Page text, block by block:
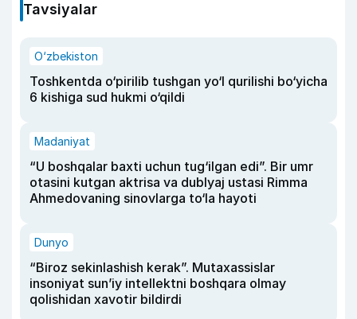
Tavsiyalar
O‘zbekiston
Toshkentda o‘pirilib tushgan yo‘l qurilishi bo‘yicha
6 kishiga sud hukmi o‘qildi
Madaniyat
“U boshqalar baxti uchun tug‘ilgan edi”. Bir umr
otasini kutgan aktrisa va dublyaj ustasi Rimma
Ahmedovaning sinovlarga to‘la hayoti
Dunyo
“Biroz sekinlashish kerak”. Mutaxassislar
insoniyat sun’iy intellektni boshqara olmay
qolishidan xavotir bildirdi